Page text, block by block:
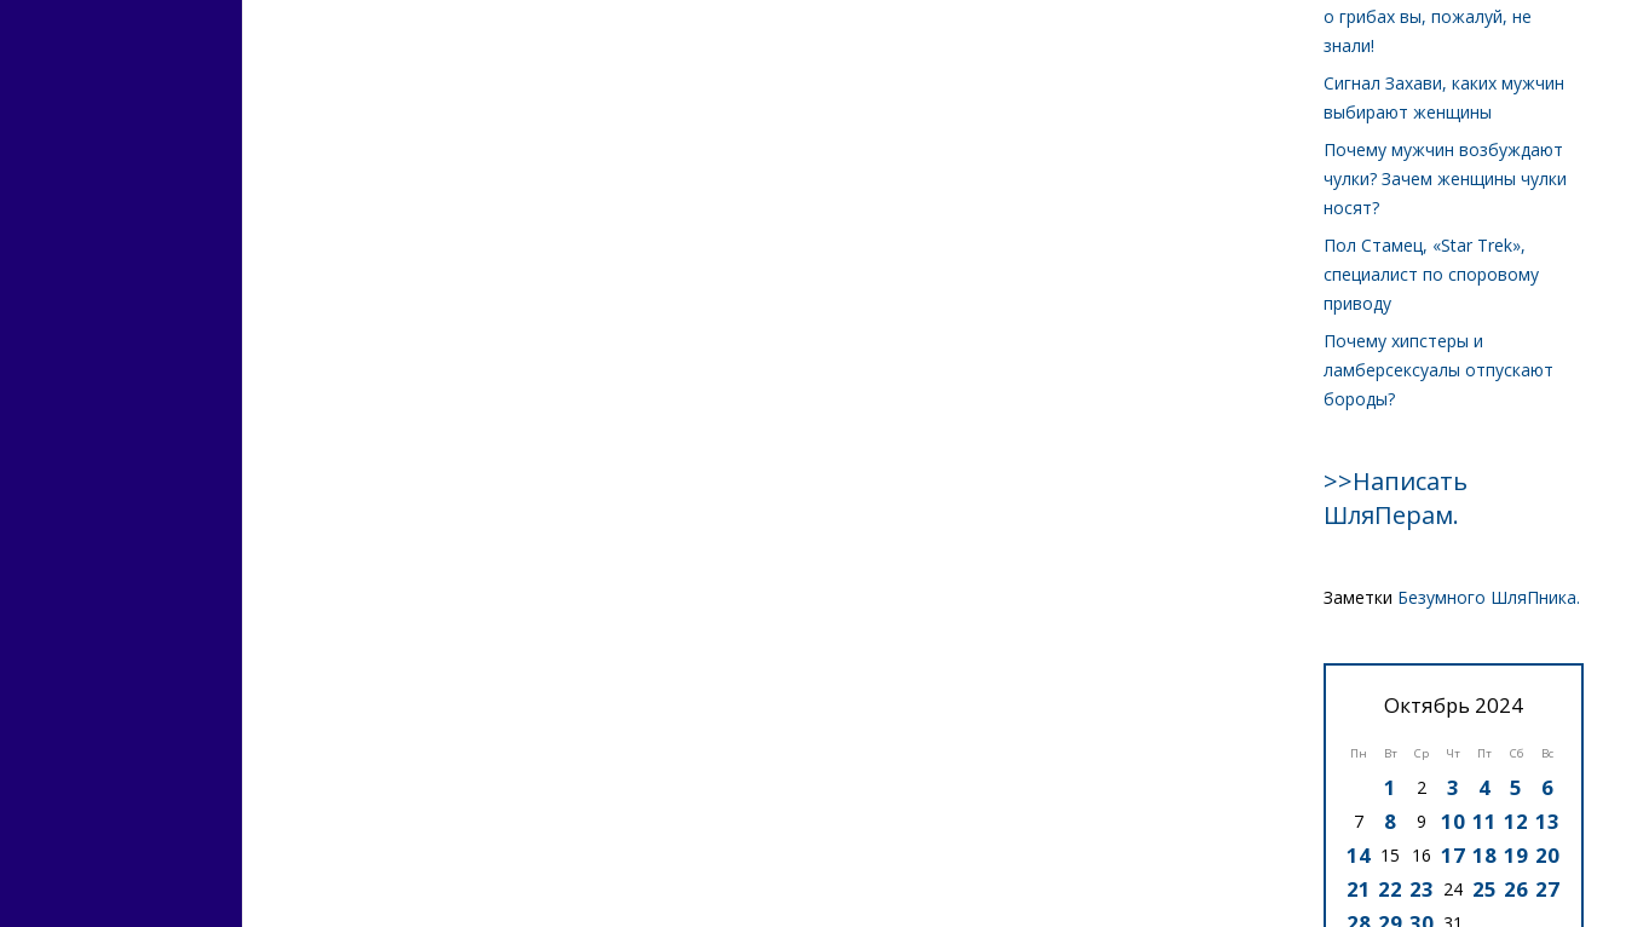
о грибах вы, пожалуй, не
знали!
Сигнал Захави, каких мужчин
выбирают женщины
Почему мужчин возбуждают
чулки? Зачем женщины чулки
носят?
Пол Стамец, «Star Trek»,
специалист по споровому
приводу
Почему хипстеры и
ламберсексуалы отпускают
бороды?
>>Написать
ШляПерам.
Заметки Безумного ШляПника.
Октябрь 2024
Пн Вт Ср Чт Пт Сб Вс
1 2 3 4 5 6
7 8 9 10 11 12 13
14 15 16 17 18 19 20
21 22 23 24 25 26 27
31